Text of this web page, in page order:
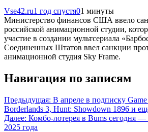
Vse42.ru1 год спустя01 минуты
Министерство финансов США ввело
российской анимационной студии,
участие в создании мультсериала
Соединенных Штатов ввел санкции
анимационной студия Sky Frame.
Навигация по записям
Предыдущая: В апреле в подписку Game
Borderlands 3, Hunt: Showdown 1896 и
Далее: Комбо-лотерея в Bums сегодня —
2025 года